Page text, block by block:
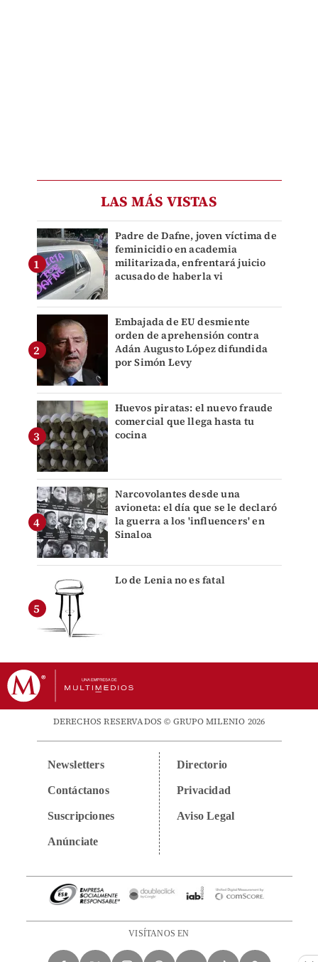
LAS MÁS VISTAS
Padre de Dafne, joven víctima de
feminicidio en academia
militarizada, enfrentará juicio
acusado de haberla vi
Embajada de EU desmiente
orden de aprehensión contra
Adán Augusto López difundida
por Simón Levy
Huevos piratas: el nuevo fraude
comercial que llega hasta tu
cocina
Narcovolantes desde una
avioneta: el día que se le declaró
la guerra a los 'influencers' en
Sinaloa
Lo de Lenia no es fatal
DERECHOS RESERVADOS © GRUPO MILENIO 2026
Newsletters
Contáctanos
Suscripciones
Anúnciate
Directorio
Privacidad
Aviso Legal
VISÍTANOS EN